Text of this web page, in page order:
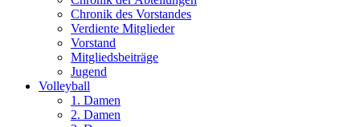
Chronik des Vorstandes
Verdiente Mitglieder
Vorstand
Mitgliedsbeiträge
Jugend
Volleyball
1. Damen
2. Damen